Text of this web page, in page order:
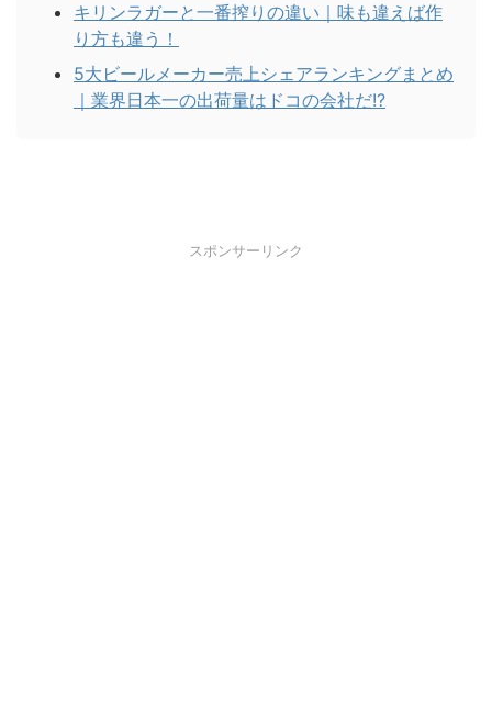
キリンラガーと一番搾りの違い｜味も違えば作
り方も違う！
5大ビールメーカー売上シェアランキングまとめ
｜業界日本一の出荷量はドコの会社だ!?
スポンサーリンク